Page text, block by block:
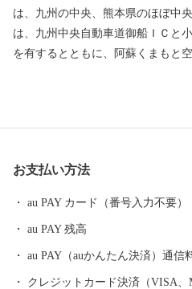
は、九州の中央、熊本県のほぼ中央に
は、九州中央自動車道御船ＩＣと
を有するとともに、阿蘇くまもと
後期の地層があり、日本で初めて
ャラリー」、阿蘇外輪山の裾野に
商品「御船のいさぎ」 熊本県御船
の想いが込められた町特産品認定
ぎ”とは、「元気・たくさん・と
お支払い方法
au PAY カード（番号入力不要）
au PAY 残高
au PAY（auかんたん決済）通信
クレジットカード決済（VISA、